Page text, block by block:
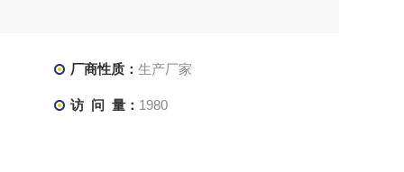
厂商性质： 生产厂家
访 问 量： 1980